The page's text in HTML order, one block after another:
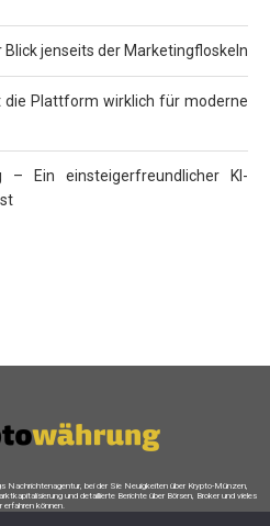
Blick jenseits der Marketingfloskeln
die Plattform wirklich für moderne
– Ein einsteigerfreundlicher KI-
Nachrichtenagentur, bei der Sie Neuigkeiten über Krypto-Münzen,
und detaillierte Berichte über Börsen, Broker und vieles
erfahren können.